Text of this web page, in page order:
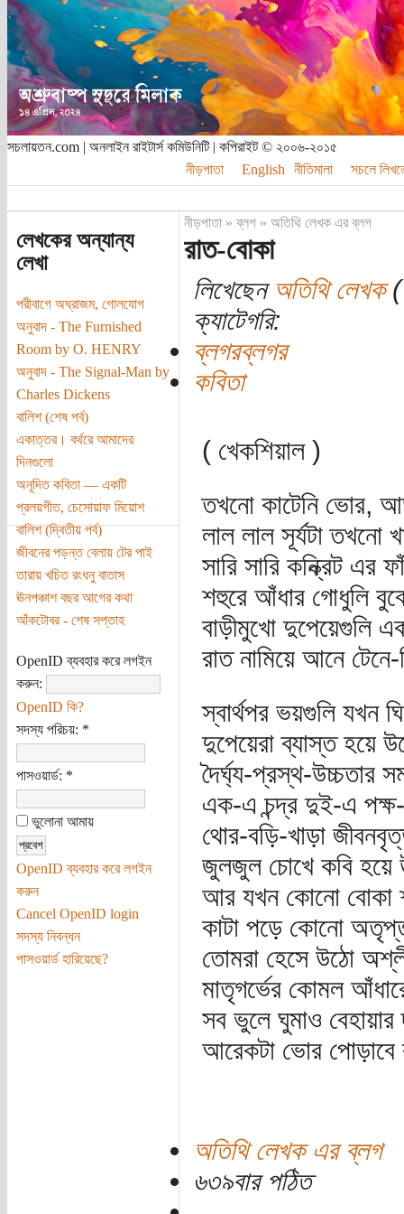
সচলায়তন.com | অনলাইন রাইটার্স কমিউনিটি | কপিরাইট © ২০০৬-২০১৫
নীড়পাতা
English নীতিমালা সচলে
লেখকের অন্যান্য
লেখা
পরীবাগে অঘ্রাজম, গোলযোগ
অনুবাদ - The Furnished
Room by O. HENRY
অনুবাদ - The Signal-Man by
Charles Dickens
বালিশ (শেষ পর্ব)
একাত্তর। বর্থরে আমাদের
দিনগুলো
অনূদিত কবিতা — একটি
প্রলয়গীত, চেসোয়াফ মিয়োশ
বালিশ (দ্বিতীয় পর্ব)
জীবনের পড়ন্ত বেলায় টের পাই
তারায় খচিত রংধনু বাতাস
ঊনপঞ্চাশ বছর আগের কথা
আঁকটোবর - শেষ সপ্তাহ
OpenID ব্যবহার করে লগইন
করুন:
OpenID কি?
সদস্য পরিচয়: *
পাসওয়ার্ড: *
ভুলোনা আমায়
OpenID ব্যবহার করে লগইন
করুন
Cancel OpenID login
সদস্য নিবন্ধন
পাসওয়ার্ড হারিয়েছে?
নীড়পাতা»ব্লগ» অতিথি লেখক এর ব্লগ
রাত-বোকা
লিখেছেন অতিথি লেখক
ক্যাটেগরি:
ব্লগরব্লগর
কবিতা
( খেকশিয়াল )
তখনো কাটেনি ভোর,
লাল লাল সূর্যটা তখনো
সারি সারি কন্ক্রিট এর
শহুরে আঁধার গোধুলি
বাড়ীমুখো দুপেয়েগুলি
রাত নামিয়ে আনে
স্বার্থপর ভয়গুলি যখন
দুপেয়েরা ব্যাস্ত হয়ে
দৈর্ঘ্য-প্রস্থ-উচ্চতার
এক-এ চন্দ্র দুই-এ
থোর-বড়ি-খাড়া
জুলজুল চোখে কবি হয়ে
আর যখন কোনো বোকা
কাটা পড়ে কোনো
তোমরা হেসে উঠো
মাতৃগর্ভের কোমল
সব ভুলে ঘুমাও বেহায়ার
আরেকটা ভোর
অতিথি লেখক এর ব্লগ
৬৩৯বার পঠিত